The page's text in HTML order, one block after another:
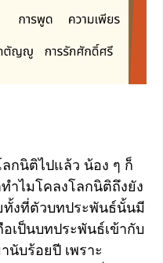
ลกนิติไปแล้ว น้อง ๆ ก็
ำไมโคลงโลกนิติถึงยัง
ทั้งที่ตัวบทประพันธ์นั้นมี
เป็นบทประพันธ์เข้ากับ
นับร้อยปี เพราะ